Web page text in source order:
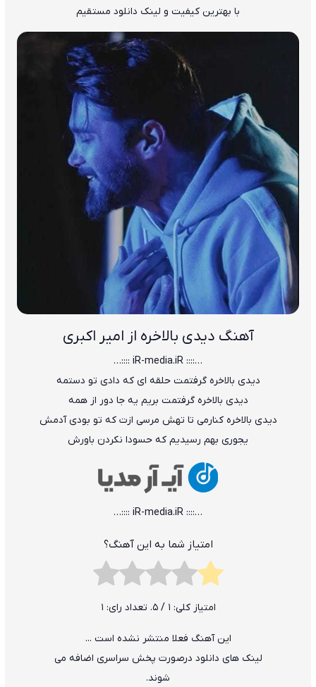
با بهترین کیفیت و لینک دانلود مستقیم
آهنگ دیدی بالاخره از امیر اکبری
…:::: iR-media.iR ::::…
دیدی بالاخره گرفتمت حلقه ای که دادی تو دستمه
دیدی بالاخره گرفتمت بریم یه جا دور از همه
دیدی بالاخره کنارمی تا تهش مرسی ازت که تو بودی آدمش
یجوری بهم رسیدیم که حسودا نکردن باورش
…:::: iR-media.iR ::::…
امتیاز شما به این آهنگ؟
امتیاز کلی: 1 / 5. تعداد رای: 1
این آهنگ فعلا منتشر نشده است ...
لینک های دانلود درصورت پخش سراسری اضافه می
شوند.